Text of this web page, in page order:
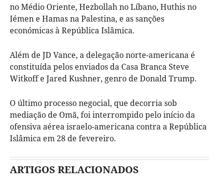
no Médio Oriente, Hezbollah no Líbano, Huthis no
Iémen e Hamas na Palestina, e as sanções
económicas à República Islâmica.
Além de JD Vance, a delegação norte-americana é
constituída pelos enviados da Casa Branca Steve
Witkoff e Jared Kushner, genro de Donald Trump.
O último processo negocial, que decorria sob
mediação de Omã, foi interrompido pelo início da
ofensiva aérea israelo-americana contra a República
Islâmica em 28 de fevereiro.
ARTIGOS RELACIONADOS